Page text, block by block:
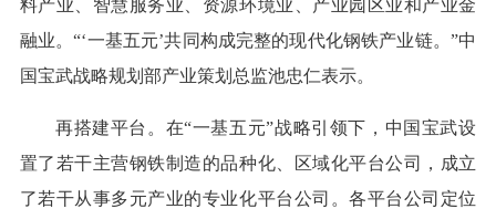
料产业、智慧服务业、资源环境业、产业园区业和产业金
融业。“‘一基五元’共同构成完整的现代化钢铁产业链。”中
国宝武战略规划部产业策划总监池忠仁表示。
再搭建平台。在“一基五元”战略引领下，中国宝武设
置了若干主营钢铁制造的品种化、区域化平台公司，成立
了若干从事多元产业的专业化平台公司。各平台公司定位